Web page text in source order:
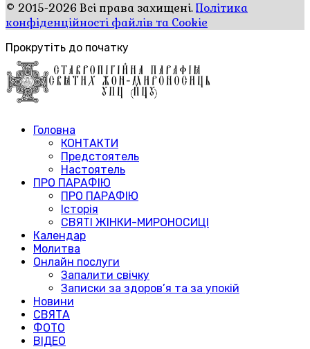
© 2015-2026 Всі права захищені.Політика
конфіденційності файлів та Cookie
Прокрутіть до початку
Головна
КОНТАКТИ
Предстоятель
Настоятель
ПРО ПАРАФІЮ
ПРО ПАРАФІЮ
Історія
СВЯТІ ЖІНКИ-МИРОНОСИЦІ
Календар
Молитва
Онлайн послуги
Запалити свічку
Записки за здоров’я та за упокій
Новини
СВЯТА
ФОТО
ВІДЕО